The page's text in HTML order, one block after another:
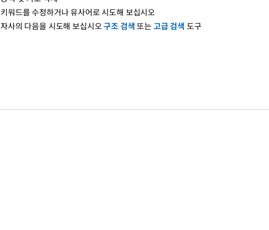
키워드를 수정하거나 유사어로 시도해 보십시오
자사의 다음을 시도해 보십시오구조 검색또는 고급 검색 도구